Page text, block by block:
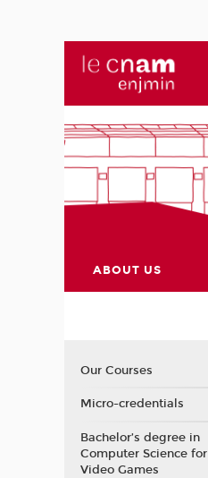
ABOUT US
Our Courses
Micro-credentials
Bachelor’s degree in
Computer Science for
Video Games